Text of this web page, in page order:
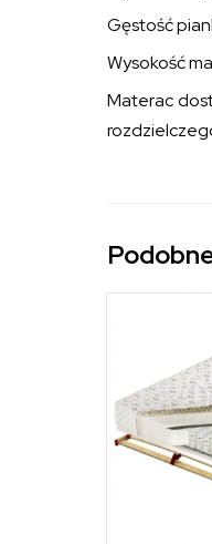
Gęstość
Wysokość
Materac